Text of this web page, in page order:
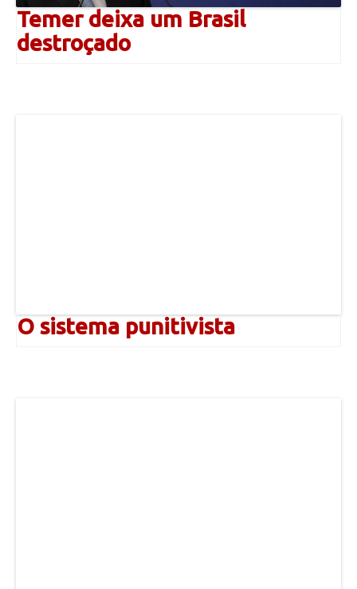
Temer deixa um Brasil
destroçado
O sistema punitivista